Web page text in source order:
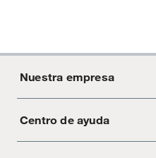
Nuestra empresa
Acerca de Crate
Centro de ayuda